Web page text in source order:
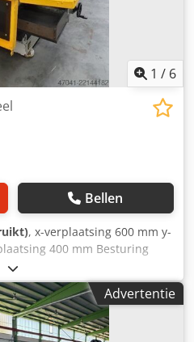
1 / 6
Bellen
, x-verplaatsing 600 mm y-
400 mm Besturing
- traploos 63 - 3150
SK 40
mm Djdpfjzd Hg Asx Am Sjkr
kW Machinegewicht ca. 2,1 t
x 2,0 m Elektrisch handwiel
Advertentie